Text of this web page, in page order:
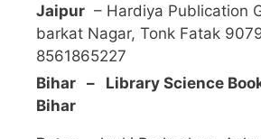
Jaipur – Hardiya Publication
barkat Nagar, Tonk Fatak
8561865227
Bihar – Library Science
Bihar